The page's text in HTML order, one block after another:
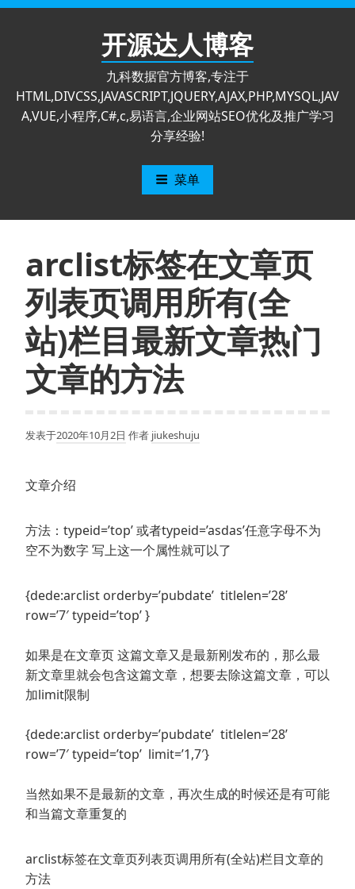
跳
开源达人博客
九科数据官方博客,专注于
HTML,DIVCSS,JAVASCRIPT,JQUERY,AJAX,PHP,MYSQL,JAV
A,VUE,小程序,C#,c,易语言,企业网站SEO优化及推广学习
分享经验!
菜单
arclist标签在文章页
列表页调用所有(全
站)栏目最新文章热门
文章的方法
发表于2020年10月2日 作者 jiukeshuju
文章介绍
方法：typeid=’top’ 或者typeid=’asdas’任意字母不为
空不为数字 写上这一个属性就可以了
{dede:arclist orderby=’pubdate’ titlelen=’28’
row=’7′ typeid=’top’ }
如果是在文章页 这篇文章又是最新刚发布的，那么最
新文章里就会包含这篇文章，想要去除这篇文章，可以
加limit限制
{dede:arclist orderby=’pubdate’ titlelen=’28’
row=’7′ typeid=’top’ limit=’1,7′}
当然如果不是最新的文章，再次生成的时候还是有可能
和当篇文章重复的
arclist标签在文章页列表页调用所有(全站)栏目文章的
方法